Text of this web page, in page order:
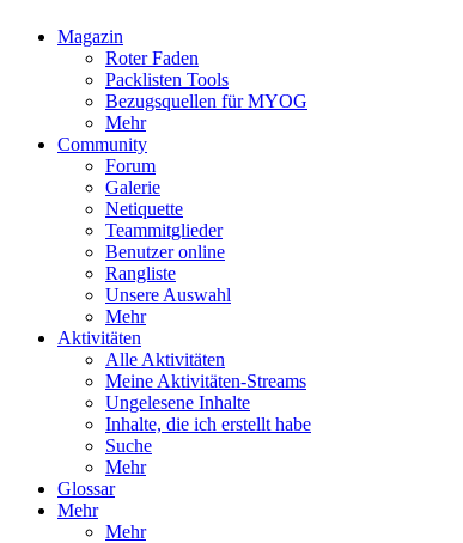
Magazin
Roter Faden
Packlisten Tools
Bezugsquellen für MYOG
Mehr
Community
Forum
Galerie
Netiquette
Teammitglieder
Benutzer online
Rangliste
Unsere Auswahl
Mehr
Aktivitäten
Alle Aktivitäten
Meine Aktivitäten-Streams
Ungelesene Inhalte
Inhalte, die ich erstellt habe
Suche
Mehr
Glossar
Mehr
Mehr